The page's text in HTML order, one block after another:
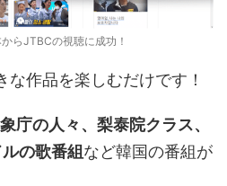
らJTBCの視聴に成功！
作品を楽しむだけです！
庁の人々、梨泰院クラス、
の歌番組など韓国の番組が